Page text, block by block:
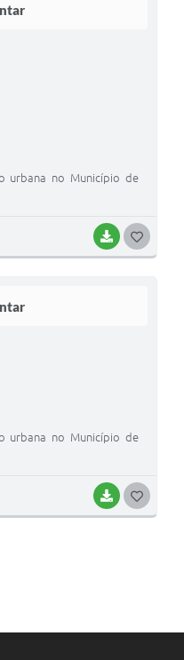
BAIXAR
urbana no Município de
BAIXAR
I
urbana no Município de